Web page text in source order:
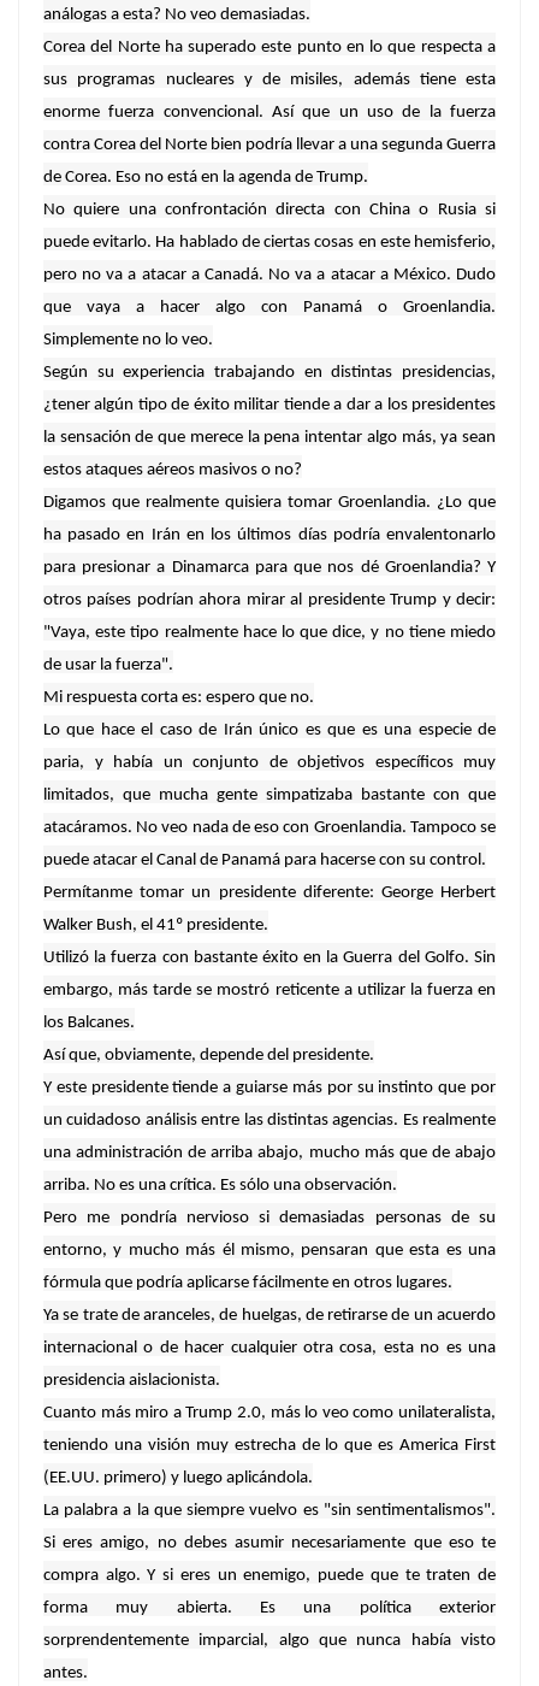
análogas a esta? No veo demasiadas.
Corea del Norte ha superado este punto en lo que respecta a
sus programas nucleares y de misiles, además tiene esta
enorme fuerza convencional. Así que un uso de la fuerza
contra Corea del Norte bien podría llevar a una segunda Guerra
de Corea. Eso no está en la agenda de Trump.
No quiere una confrontación directa con China o Rusia si
puede evitarlo. Ha hablado de ciertas cosas en este hemisferio,
pero no va a atacar a Canadá. No va a atacar a México. Dudo
que vaya a hacer algo con Panamá o Groenlandia.
Simplemente no lo veo.
Según su experiencia trabajando en distintas presidencias,
¿tener algún tipo de éxito militar tiende a dar a los presidentes
la sensación de que merece la pena intentar algo más, ya sean
estos ataques aéreos masivos o no?
Digamos que realmente quisiera tomar Groenlandia. ¿Lo que
ha pasado en Irán en los últimos días podría envalentonarlo
para presionar a Dinamarca para que nos dé Groenlandia? Y
otros países podrían ahora mirar al presidente Trump y decir:
"Vaya, este tipo realmente hace lo que dice, y no tiene miedo
de usar la fuerza".
Mi respuesta corta es: espero que no.
Lo que hace el caso de Irán único es que es una especie de
paria, y había un conjunto de objetivos específicos muy
limitados, que mucha gente simpatizaba bastante con que
atacáramos. No veo nada de eso con Groenlandia. Tampoco se
puede atacar el Canal de Panamá para hacerse con su control.
Permítanme tomar un presidente diferente: George Herbert
Walker Bush, el 41º presidente.
Utilizó la fuerza con bastante éxito en la Guerra del Golfo. Sin
embargo, más tarde se mostró reticente a utilizar la fuerza en
los Balcanes.
Así que, obviamente, depende del presidente.
Y este presidente tiende a guiarse más por su instinto que por
un cuidadoso análisis entre las distintas agencias. Es realmente
una administración de arriba abajo, mucho más que de abajo
arriba. No es una crítica. Es sólo una observación.
Pero me pondría nervioso si demasiadas personas de su
entorno, y mucho más él mismo, pensaran que esta es una
fórmula que podría aplicarse fácilmente en otros lugares.
Ya se trate de aranceles, de huelgas, de retirarse de un acuerdo
internacional o de hacer cualquier otra cosa, esta no es una
presidencia aislacionista.
Cuanto más miro a Trump 2.0, más lo veo como unilateralista,
teniendo una visión muy estrecha de lo que es America First
(EE.UU. primero) y luego aplicándola.
La palabra a la que siempre vuelvo es "sin sentimentalismos".
Si eres amigo, no debes asumir necesariamente que eso te
compra algo. Y si eres un enemigo, puede que te traten de
forma muy abierta. Es una política exterior
sorprendentemente imparcial, algo que nunca había visto
antes.